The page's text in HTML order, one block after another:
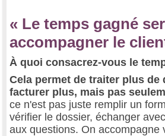
« Le temps gagné
accompagner le
À quoi consacrez-vous le
Cela permet de traiter plus de
facturer plus, mais pas
ce n'est pas juste remplir un
vérifier le dossier, échanger
aux questions. On accompagne